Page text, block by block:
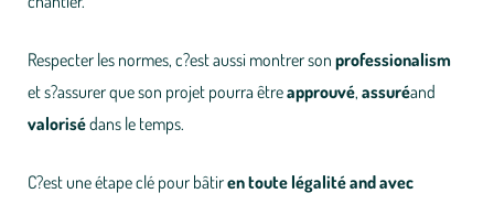
Respecter les normes, c?est aussi montrer son professionalism
et s?assurer que son projet pourra êtreapprouvé, assuréand
valorisédans le temps.
C?est une étape clé pour bâtiren toute légalitéandavec